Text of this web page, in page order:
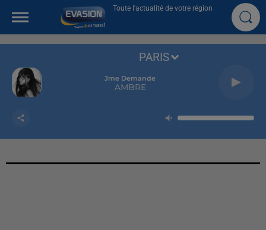
Toute l'actualité de votre région
Jme Demande
AMBRE
PARIS